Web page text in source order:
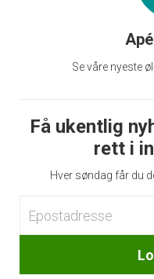
Se våre nyeste
Få ukentlig
rett i
Hver søndag får du